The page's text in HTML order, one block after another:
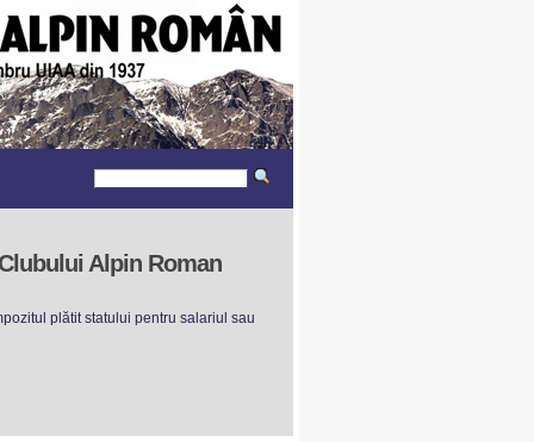
Alpin Roman
plătit statului pentru salariul sau